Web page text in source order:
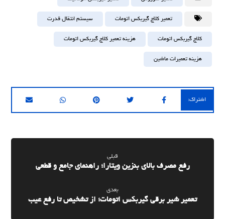
تعمیر کلاچ گیربکس اتومات سیستم انتقال قدرت
کلاچ گیربکس اتومات هزینه تعمیر کلاچ گیربکس اتومات
هزینه تعمیرات ماشین
قبلی
رفع مصرف بالای بنزین ویتارا؛ راهنمای جامع و قطعی
بعدی
تعمیر شیر برقی گیربکس اتومات؛ از تشخیص تا رفع عیب